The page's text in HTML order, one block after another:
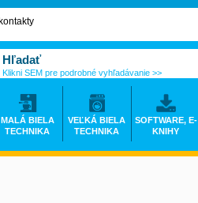
Klikni SEM pre podrobné vyhľadávanie >>
MALÁ BIELA
TECHNIKA
VEĽKÁ BIELA
TECHNIKA
SOFTWARE, E-
KNIHY